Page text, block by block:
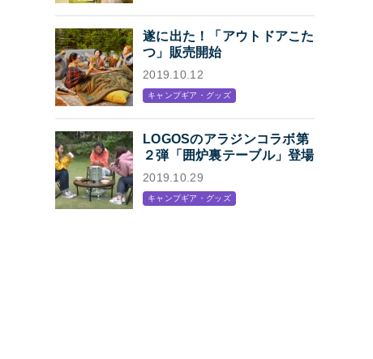
遂に出た！「アウトドアこた
つ」販売開始
2019.10.12
キャンプギア・グッズ
LOGOSのアラジンコラボ第
２弾「囲炉裏テーブル」登場
2019.10.29
キャンプギア・グッズ